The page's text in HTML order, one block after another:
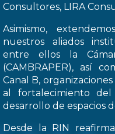
Consultores, LIRA
Asimismo,
nuestros aliados
entre ellos la
(CAMBRAPER), así
Canal B,
al fortalecimiento del
desarrollo de espacios
Desde la RIN